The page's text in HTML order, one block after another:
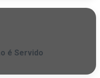
é Servido